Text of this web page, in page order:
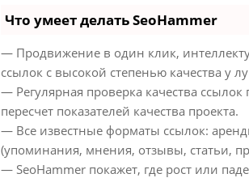
Что умеет делать SeoHammer
— Продвижение в один клик,
ссылок с высокой степенью качества у
— Регулярная проверка качества
пересчет показателей качества проекта.
— Все известные форматы ссылок:
(упоминания, мнения, отзывы, статьи,
— SeoHammer покажет, где рост или